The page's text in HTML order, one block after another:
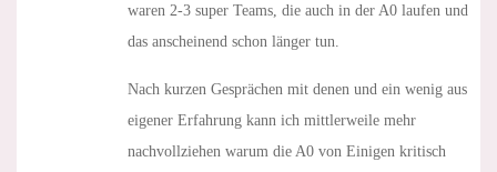
waren 2-3 super Teams, die auch in der A0 laufen und
das anscheinend schon länger tun.
Nach kurzen Gesprächen mit denen und ein wenig aus
eigener Erfahrung kann ich mittlerweile mehr
nachvollziehen warum die A0 von Einigen kritisch